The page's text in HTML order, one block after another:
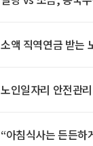
소액 직역연금 받는
노인일자리 안전관
“아침식사는 든든하